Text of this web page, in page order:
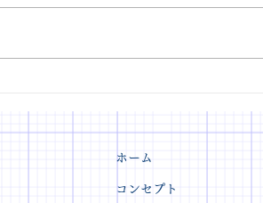
ホーム
コンセプト